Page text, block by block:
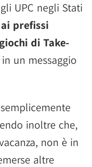
UPC negli Stati
prefissi
di Take-
un messaggio
inoltre che,
non è in
altre